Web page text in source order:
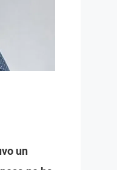
un